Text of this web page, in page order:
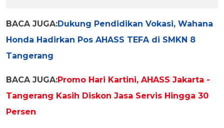
BACA JUGA:Dukung Pendidikan Vokasi, Wahana
Honda Hadirkan Pos AHASS TEFA di SMKN 8
Tangerang
BACA JUGA:Promo Hari Kartini, AHASS Jakarta -
Tangerang Kasih Diskon Jasa Servis Hingga 30
Persen